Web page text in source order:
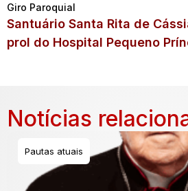
Giro Paroquial
Santuário Santa Rita de
prol do Hospital Pequeno
Notícias
Pautas atuais